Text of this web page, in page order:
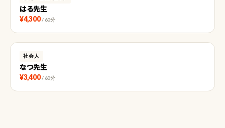
はる先生
¥4,300 / 60分
社会人
なつ先生
¥3,400 / 60分